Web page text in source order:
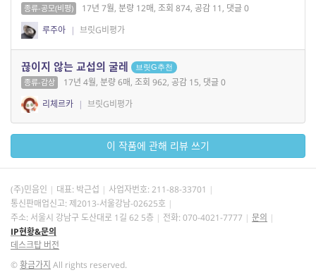
종류-공모(비평)
17년 7월, 분량 12매, 조회 874, 공감 11, 댓글 0
루주아 | 브릿G비평가
끊이지 않는 교섭의 굴레 브릿G추천
종류-감상
17년 4월, 분량 6매, 조회 962, 공감 15, 댓글 0
리체르카 | 브릿G비평가
이 작품에 관해 리뷰 쓰기
(주)민음인 대표: 박근섭 사업자번호: 211-88-33701
통신판매업신고: 제2013-서울강남-02625호
주소: 서울시 강남구 도산대로 1길 62 5층
전화: 070-4021-7777
문의
IP현황&문의
데스크탑 버전
©황금가지 All rights reserved.